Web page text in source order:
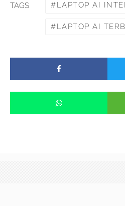
TAGS LAPTOP AI
LAPTOP AI